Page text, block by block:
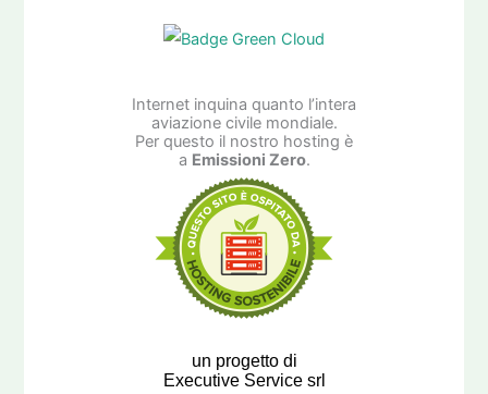
Internet inquina quanto l’intera
aviazione civile mondiale.
Per questo il nostro hosting è
a Emissioni Zero.
un progetto di
Executive Service srl